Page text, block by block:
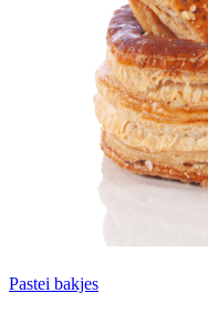
Pastei bakjes